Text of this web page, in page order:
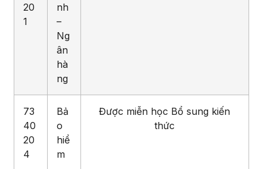
20
1
nh
–
Ng
ân
hà
ng
73
40
20
4
Bả
o
hiể
m
Được miễn học Bổ sung kiến
thức